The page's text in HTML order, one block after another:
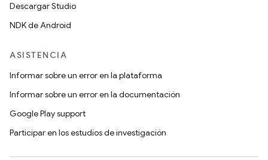
Descargar Studio
NDK de Android
ASISTENCIA
Informar sobre un error en la plataforma
Informar sobre un error en la documentación
Google Play support
Participar en los estudios de investigación